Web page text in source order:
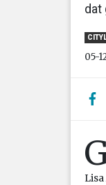
dat
05-